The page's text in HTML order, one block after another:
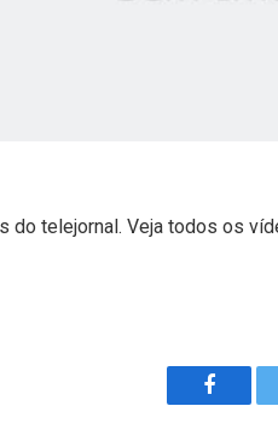
do telejornal. Veja todos os